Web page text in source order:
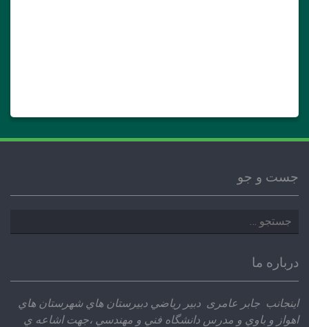
جست و جو
جستجو
برای:
درباره ما
اينجانب جابر عامری دبير رياضي دبيرستان هاي شهرستان هاي
اهواز و باوي و مدرس دانشگاه فني و مهندسي ،‌جهت اشاعه ي